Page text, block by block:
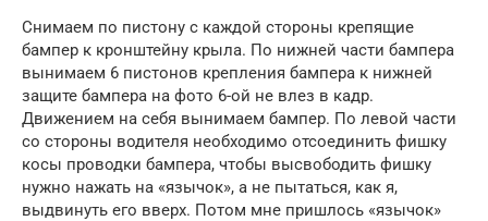
Снимаем по пистону с каждой стороны крепящие
бампер к кронштейну крыла. По нижней части бампера
вынимаем 6 пистонов крепления бампера к нижней
защите бампера на фото 6-ой не влез в кадр.
Движением на себя вынимаем бампер. По левой части
со стороны водителя необходимо отсоединить фишку
косы проводки бампера, чтобы высвободить фишку
нужно нажать на «язычок», а не пытаться, как я,
выдвинуть его вверх. Потом мне пришлось «язычок»